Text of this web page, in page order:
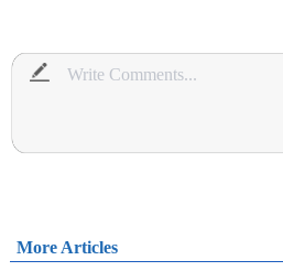
More Articles